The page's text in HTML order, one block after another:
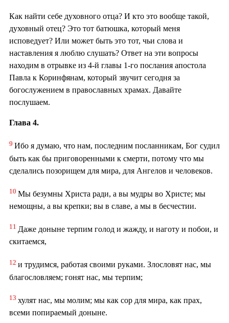
Как найти себе духовного отца? И кто это вообще такой,
духовный отец? Это тот батюшка, который меня
исповедует? Или может быть это тот, чьи слова и
наставления я люблю слушать? Ответ на эти вопросы
находим в отрывке из 4-й главы 1-го послания апостола
Павла к Коринфянам, который звучит сегодня за
богослужением в православных храмах. Давайте
послушаем.
Глава 4.
9 Ибо я думаю, что нам, последним посланникам, Бог судил
быть как бы приговоренными к смерти, потому что мы
сделались позорищем для мира, для Ангелов и человеков.
10 Мы безумны Христа ради, а вы мудры во Христе; мы
немощны, а вы крепки; вы в славе, а мы в бесчестии.
11 Даже доныне терпим голод и жажду, и наготу и побои, и
скитаемся,
12 и трудимся, работая своими руками. Злословят нас, мы
благословляем; гонят нас, мы терпим;
13 хулят нас, мы молим; мы как сор для мира, как прах,
всеми попираемый доныне.